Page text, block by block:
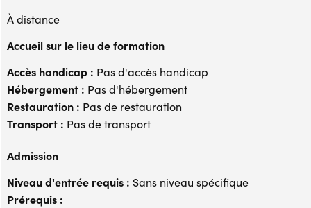
À distance
Accueil sur le lieu de formation
Accès handicap : Pas d'accès handicap
Hébergement : Pas d'hébergement
Restauration : Pas de restauration
Transport : Pas de transport
Admission
Niveau d'entrée requis : Sans niveau spécifique
Prérequis :